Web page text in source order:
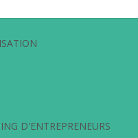
D'ENTREPRENEURS